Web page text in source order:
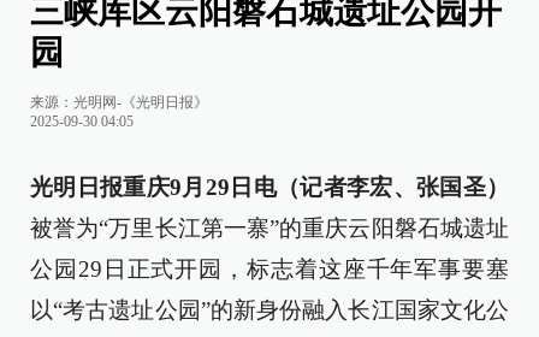
三峡库区云阳磐石城遗址公园开
园
来源： 光明网-《光明日报》
2025-09-30 04:05
光明日报重庆9月29日电（记者李宏、张国圣）
被誉为“万里长江第一寨”的重庆云阳磐石城遗址
公园29日正式开园，标志着这座千年军事要塞
以“考古遗址公园”的新身份融入长江国家文化公